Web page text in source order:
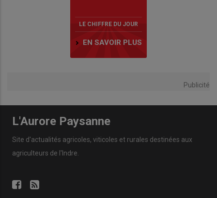
LE CHIFFRE DU JOUR
EN SAVOIR PLUS
Publicité
L'Aurore Paysanne
Site d'actualités agricoles, viticoles et rurales destinées aux
agriculteurs de l'Indre.